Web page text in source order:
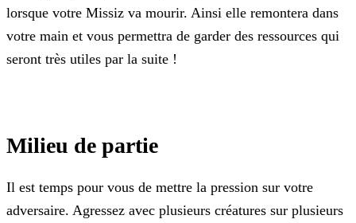
lorsque votre Missiz va mourir. Ainsi elle remontera dans
votre main et vous permettra de garder des ressources qui
seront très utiles par la suite !
Milieu de partie
Il est temps pour vous de mettre la pression sur votre
adversaire. Agressez avec plusieurs créatures sur plusieurs